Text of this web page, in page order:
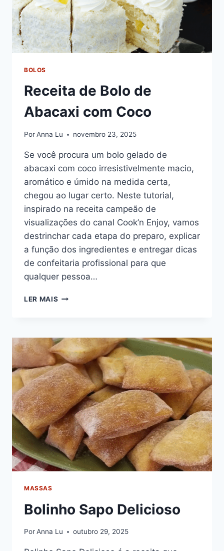
BOLOS
Receita de Bolo de
Abacaxi com Coco
PorAnna Lu novembro 23, 2025
Se você procura um bolo gelado de
abacaxi com coco irresistivelmente macio,
aromático e úmido na medida certa,
chegou ao lugar certo. Neste tutorial,
inspirado na receita campeão de
visualizações do canal Cook’n Enjoy, vamos
destrinchar cada etapa do preparo, explicar
a função dos ingredientes e entregar dicas
de confeitaria profissional para que
qualquer pessoa…
LER MAIS RECEITA
ABACAXI
COM
COCO
MASSAS
Bolinho Sapo Delicioso
PorAnna Lu outubro 29, 2025